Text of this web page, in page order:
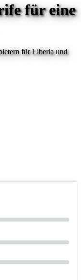
für eine
fürLiberiaund